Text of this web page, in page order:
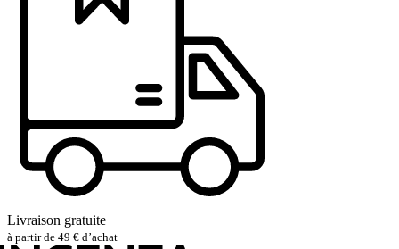
Livraison gratuite
à partir de 49 € d’achat